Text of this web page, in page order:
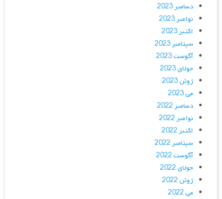
دسامبر 2023
نوامبر 2023
اکتبر 2023
سپتامبر 2023
آگوست 2023
جولای 2023
ژوئن 2023
می 2023
دسامبر 2022
نوامبر 2022
اکتبر 2022
سپتامبر 2022
آگوست 2022
جولای 2022
ژوئن 2022
می 2022